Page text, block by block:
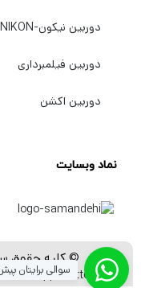
دوربین نیکون-NIKON
دوربین فیلمبرداری
دوربین اکشن
نماد وبسایت
© کلیه حقوق
[whatsapp_buttons] سوالی برایتان